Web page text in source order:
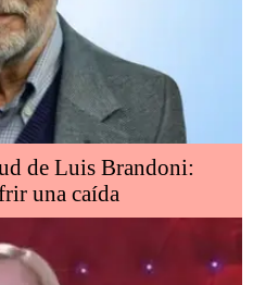
de Luis Brandoni:
una caída